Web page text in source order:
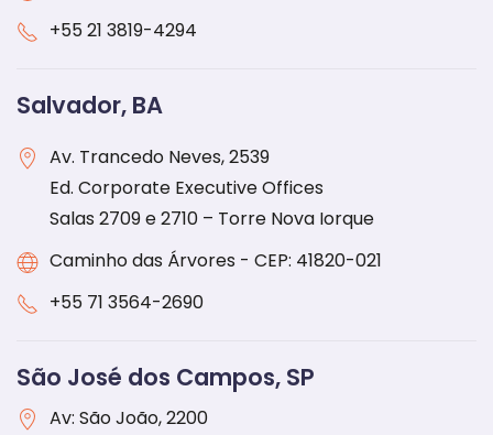
+55 21 3819-4294
Salvador, BA
Av. Trancedo Neves, 2539
Ed. Corporate Executive Offices
Salas 2709 e 2710 – Torre Nova Iorque
Caminho das Árvores - CEP: 41820-021
+55 71 3564-2690
São José dos Campos, SP
Av: São João, 2200